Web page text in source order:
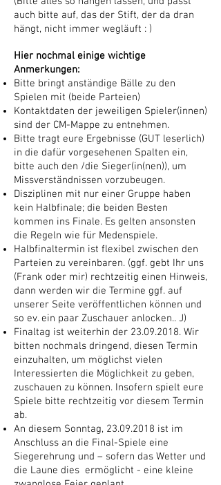
auch bitte auf, das der Stift, der da dran
hängt, nicht immer wegläuft : )
Hier nochmal einige wichtige
Anmerkungen:
Bitte bringt anständige Bälle zu den
Spielen mit (beide Parteien)
Kontaktdaten der jeweiligen Spieler(innen)
sind der CM-Mappe zu entnehmen.
Bitte tragt eure Ergebnisse (GUT leserlich)
in die dafür vorgesehenen Spalten ein,
bitte auch den /die Sieger(in(nen)), um
Missverständnissen vorzubeugen.
Disziplinen mit nur einer Gruppe haben
kein Halbfinale; die beiden Besten
kommen ins Finale. Es gelten ansonsten
die Regeln wie für Medenspiele.
Halbfinaltermin ist flexibel zwischen den
Parteien zu vereinbaren. (ggf. gebt Ihr uns
(Frank oder mir) rechtzeitig einen Hinweis,
dann werden wir die Termine ggf. auf
unserer Seite veröffentlichen können und
so ev. ein paar Zuschauer anlocken.. J)
Finaltag ist weiterhin der 23.09.2018. Wir
bitten nochmals dringend, diesen Termin
einzuhalten, um möglichst vielen
Interessierten die Möglichkeit zu geben,
zuschauen zu können. Insofern spielt eure
Spiele bitte rechtzeitig vor diesem Termin
ab.
An diesem Sonntag, 23.09.2018 ist im
Anschluss an die Final-Spiele eine
Siegerehrung und – sofern das Wetter und
die Laune dies ermöglicht - eine kleine